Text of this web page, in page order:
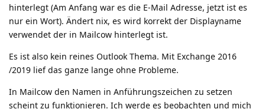
hinterlegt (Am Anfang war es die E-Mail Adresse, jetzt ist es
nur ein Wort). Ändert nix, es wird korrekt der Displayname
verwendet der in Mailcow hinterlegt ist.
Es ist also kein reines Outlook Thema. Mit Exchange 2016
/2019 lief das ganze lange ohne Probleme.
In Mailcow den Namen in Anführungszeichen zu setzen
scheint zu funktionieren. Ich werde es beobachten und mich